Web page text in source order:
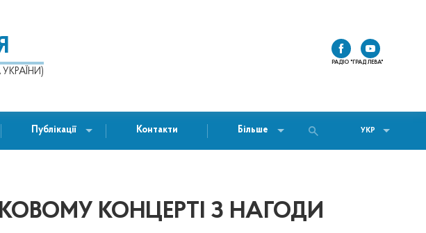
РАДІО "ГРАД ЛЕВА"
Публікації Контакти Більше УКР
КОНЦЕРТІ З НАГОДИ